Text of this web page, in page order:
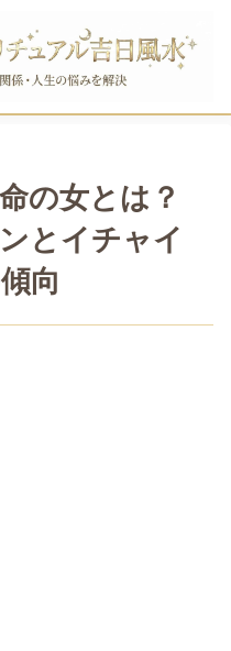
の女とは？
とイチャイ
向